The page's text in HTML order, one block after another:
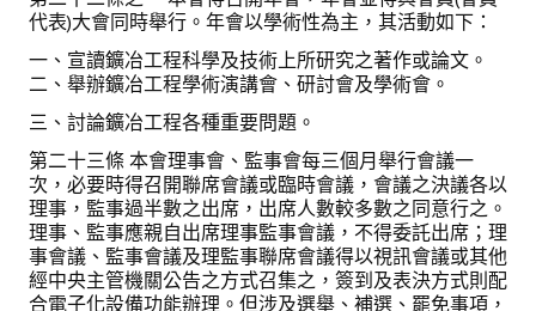
代表)大會同時舉行。年會以學術性為主，其活動如下：
一、宣讀鑛冶工程科學及技術上所研究之著作或論文。
二、舉辦鑛冶工程學術演講會、研討會及學術會。
三、討論鑛冶工程各種重要問題。
第二十三條 本會理事會、監事會每三個月舉行會議一
次，必要時得召開聯席會議或臨時會議，會議之決議各以
理事，監事過半數之出席，出席人數較多數之同意行之。
理事、監事應親自出席理事監事會議，不得委託出席；理
事會議、監事會議及理監事聯席會議得以視訊會議或其他
經中央主管機關公告之方式召集之，簽到及表決方式則配
合電子化設備功能辦理。但涉及選舉、補選、罷免事項，